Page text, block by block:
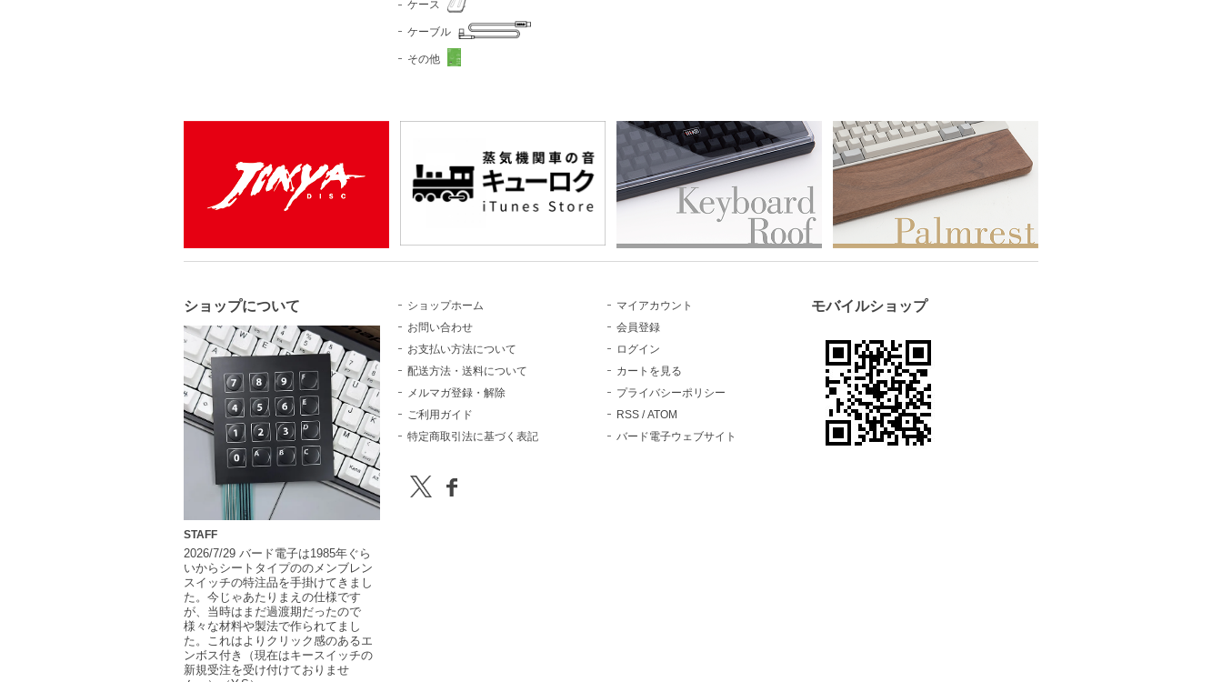
ケース
ケーブル
その他
ショップについて
STAFF
2026/7/29 バード電子は1985年ぐら
いからシートタイプののメンブレン
スイッチの特注品を手掛けてきまし
た。今じゃあたりまえの仕様です
が、当時はまだ過渡期だったので
様々な材料や製法で作られてまし
た。これはよりクリック感のあるエ
ンボス付き（現在はキースイッチの
新規受注を受け付けておりませ
ショップホーム
お問い合わせ
お支払い方法について
配送方法・送料について
メルマガ登録・解除
ご利用ガイド
特定商取引法に基づく表記
マイアカウント
会員登録
ログイン
カートを見る
プライバシーポリシー
RSS /ATOM
バード電子ウェブサイト
モバイルショップ